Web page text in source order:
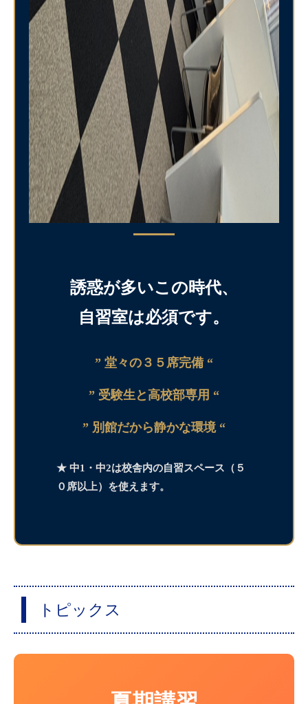
誘惑が多いこの時代、
自習室は必須です。
” 堂々の３５席完備 “
” 受験生と高校部専用 “
” 別館だから静かな環境 “
★ 中1・中2は校舎内の自習スペース（５
０席以上）を使えます。
トピックス